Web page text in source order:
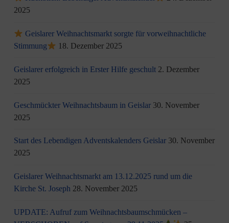
2025
Geislarer Weihnachtsmarkt sorgte für vorweihnachtliche
Stimmung
18. Dezember 2025
Geislarer erfolgreich in Erster Hilfe geschult 2. Dezember
2025
Geschmückter Weihnachtsbaum in Geislar 30. November
2025
Start des Lebendigen Adventskalenders Geislar 30. November
2025
Geislarer Weihnachtsmarkt am 13.12.2025 rund um die
Kirche St. Joseph 28. November 2025
UPDATE: Aufruf zum Weihnachtsbaumschmücken –